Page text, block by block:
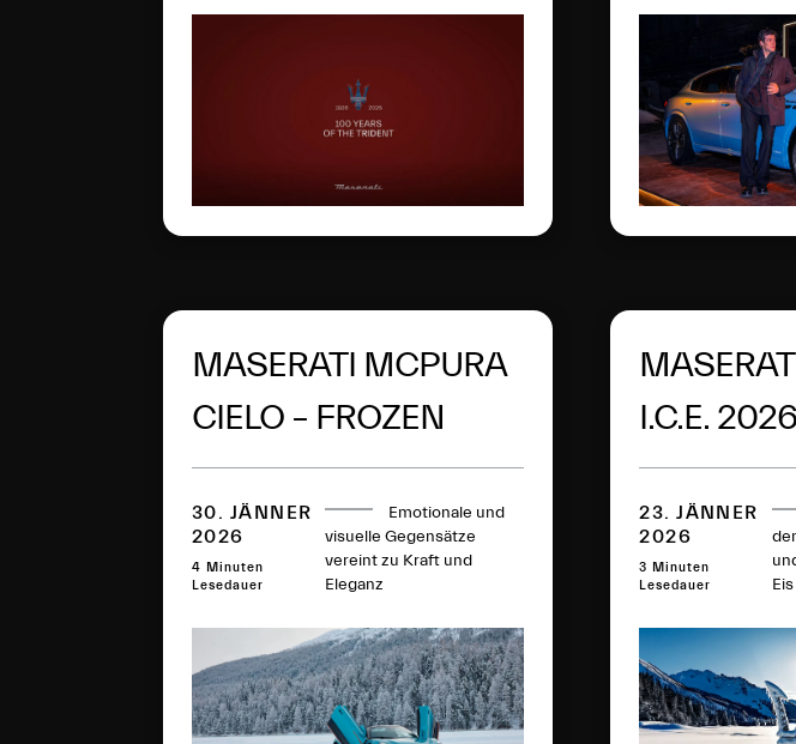
MASERATI MCPURA
CIELO – FROZEN
MAGMA FEIERT
PREMIERE IN ST.
MORITZ
30. JÄNNER
2026
4 Minuten
Lesedauer
Emotionale und
visuelle Gegensätze
vereint zu Kraft und
Eleganz
I.C.E.
MORITZ
23. JÄNNER
2026
3 Minuten
Lesedauer